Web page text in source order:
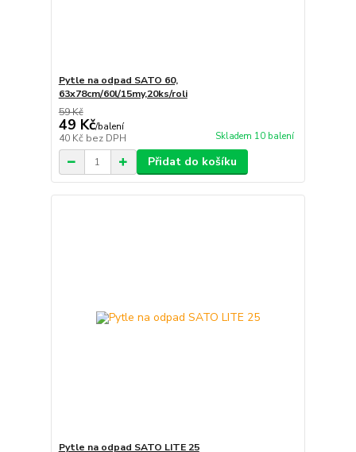
Pytle na odpad SATO 60,
63x78cm/60l/15my,20ks/roli
59 Kč
49 Kč/balení
40 Kč bez DPH Skladem 10 balení
Přidat do košíku
Pytle na odpad SATO LITE 25